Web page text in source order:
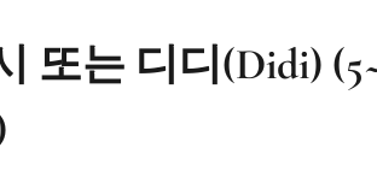
또는 디디(Didi)